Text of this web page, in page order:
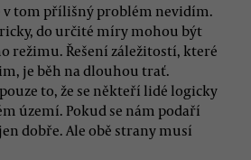
v tom přílišný problém nevidím.
do určité míry mohou být
režimu. Řešení záležitostí, které
je běh na dlouhou trať.
to, že se někteří lidé logicky
území. Pokud se nám podaří
dobře. Ale obě strany musí